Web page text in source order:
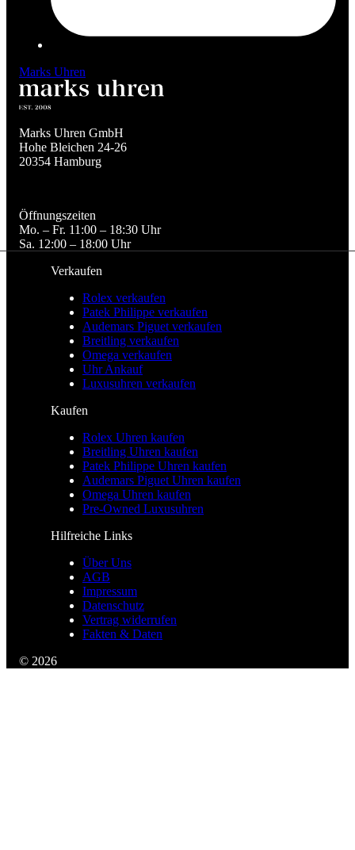
Marks Uhren
Marks Uhren GmbH
Hohe Bleichen 24-26
20354 Hamburg
Öffnungszeiten
Mo. – Fr. 11:00 – 18:30 Uhr
Sa. 12:00 – 18:00 Uhr
Verkaufen
Rolex verkaufen
Patek Philippe verkaufen
Audemars Piguet verkaufen
Breitling verkaufen
Omega verkaufen
Uhr Ankauf
Luxusuhren verkaufen
Kaufen
Rolex Uhren kaufen
Breitling Uhren kaufen
Patek Philippe Uhren kaufen
Audemars Piguet Uhren kaufen
Omega Uhren kaufen
Pre-Owned Luxusuhren
Hilfreiche Links
Über Uns
AGB
Impressum
Datenschutz
Vertrag widerrufen
Fakten & Daten
© 2026